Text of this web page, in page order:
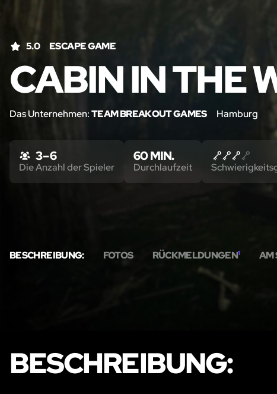
5.0 ESCAPE GAME
CABIN IN THE
Das Unternehmen:TEAM BREAKOUT GAMES Hamburg
BESCHREIBUNG: FOTOS RÜCKMELDUNGEN1 AM
3 – 6
Die Anzahl der Spieler
60 MIN.
Durchlaufzeit
BESCHREIBUNG: